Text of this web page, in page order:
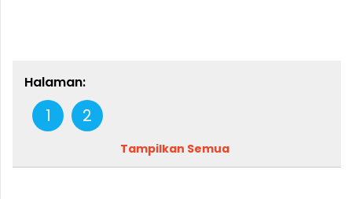
Halaman:
1 2
Tampilkan Semua